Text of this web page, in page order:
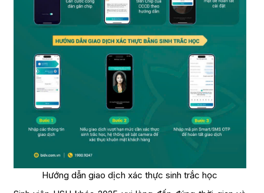
Hướng dẫn giao dịch xác thực sinh trắc học